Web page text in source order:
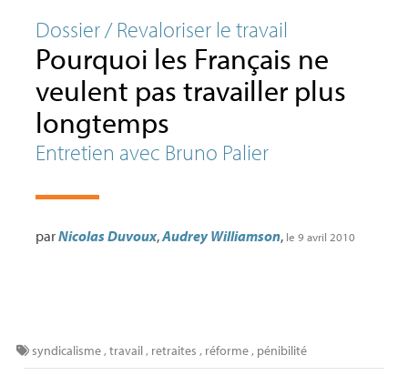
Dossier / Revaloriser le travail
Pourquoi les Français ne
veulent pas travailler plus
longtemps
Entretien avec Bruno Palier
parNicolas Duvoux,Audrey Williamson, le 9 avril 2010
syndicalisme,travail, retraites , réforme, pénibilité